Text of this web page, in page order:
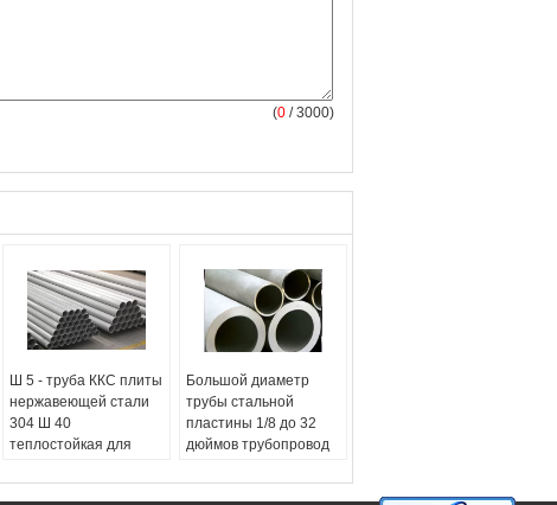
(0 / 3000)
Ш 5 - труба ККС плиты
нержавеющей стали
304 Ш 40
теплостойкая для
Название продукта:
Большой диаметр
трубы стальной
пластины 1/8 до 32
дюймов трубопровод
безшовный